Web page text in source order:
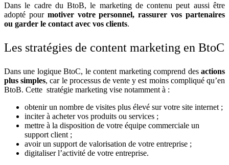
Dans le cadre du BtoB, le marketing de contenu peut aussi être
adopté pour motiver votre personnel, rassurer vos partenaires
ou garder le contact avec vos clients.
Les stratégies de content marketing en BtoC
Dans une logique BtoC, le content marketing comprend des actions
plus simples, car le processus de vente y est moins compliqué qu’en
BtoB. Cette stratégie marketing vise notamment à :
obtenir un nombre de visites plus élevé sur votre site internet ;
inciter à acheter vos produits ou services ;
mettre à la disposition de votre équipe commerciale un
support client ;
avoir un support de valorisation de votre entreprise ;
digitaliser l’activité de votre entreprise.